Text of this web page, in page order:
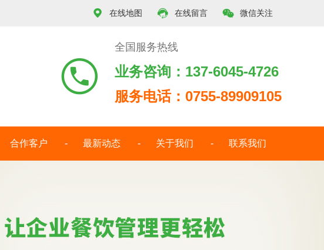
 在线地图  在线留言  微信关注

全国服务热线
业务咨询：137-6045-4726
服务电话：0755-89909105
合作客户 最新动态 关于我们 联系我们